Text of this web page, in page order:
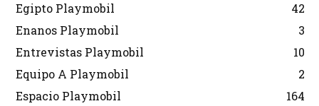
Egipto Playmobil
42
Enanos Playmobil
3
Entrevistas Playmobil
10
Equipo A Playmobil
2
Espacio Playmobil
164